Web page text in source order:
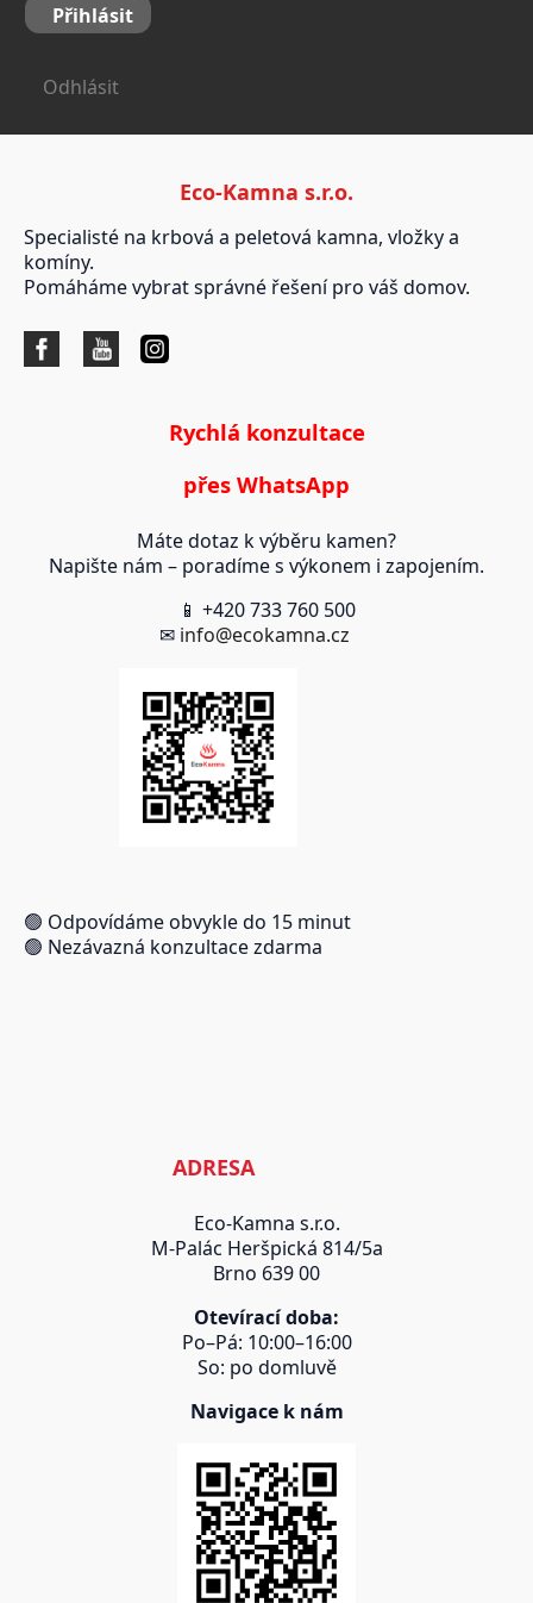
Přihlásit
Odhlásit
Eco-Kamna s.r.o.
Specialisté na krbová a peletová kamna, vložky a
komíny.
Pomáháme vybrat správné řešení pro váš domov.
Rychlá konzultace
přes WhatsApp
Máte dotaz k výběru kamen?
Napište nám – poradíme s výkonem i zapojením.
📱 +420 733 760 500
✉ info@ecokamna.cz
🟢 Odpovídáme obvykle do 15 minut
🟢 Nezávazná konzultace zdarma
ADRESA
Eco-Kamna s.r.o.
M-Palác Heršpická 814/5a
Brno 639 00
Otevírací doba:
Po–Pá: 10:00–16:00
So: po domluvě
Navigace k nám